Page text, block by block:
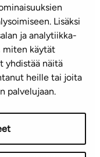
Lisäksi
ja analytiikka-
miten käytät
yhdistää näitä
heille tai joita
palvelujaan.